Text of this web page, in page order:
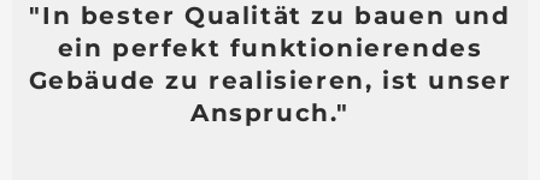
"In bester Qualität zu bauen und
ein perfekt funktionierendes
Gebäude zu realisieren, ist unser
Anspruch."